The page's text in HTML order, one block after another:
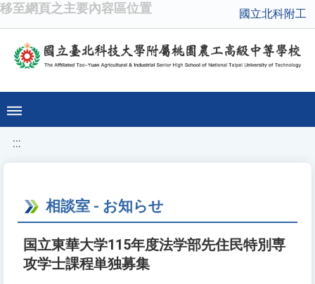
移至網頁之主要內容區位置 國立北科附工
:::
相談室 - お知らせ
国立東華大学115年度法学部先住民特別専
攻学士課程単独募集